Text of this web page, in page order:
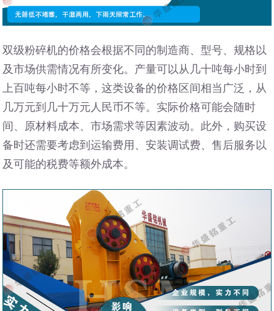
双级粉碎机的价格会根据不同的制造商、型号、规格以
及市场供需情况有所变化。产量可以从几十吨每小时到
上百吨每小时不等，这类设备的价格区间相当广泛，从
几万元到几十万元人民币不等。实际价格可能会随时
间、原材料成本、市场需求等因素波动。此外，购买设
备时还需要考虑到运输费用、安装调试费、售后服务以
及可能的税费等额外成本。